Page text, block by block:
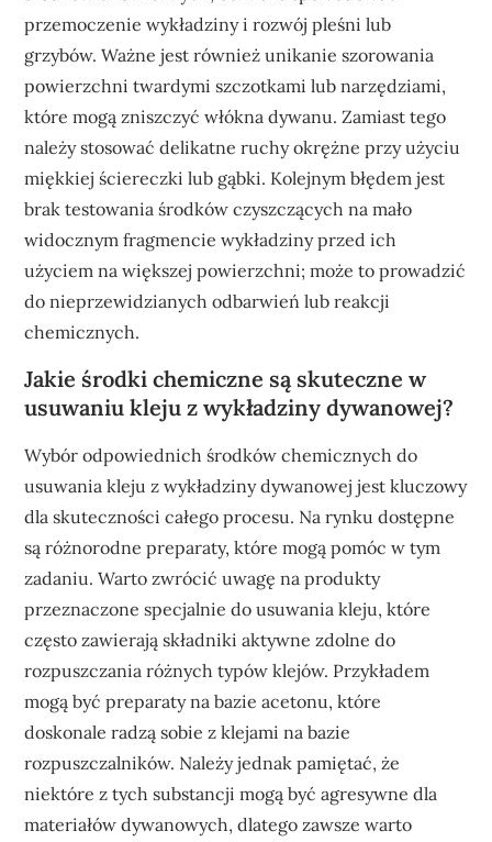
przemoczenie wykładziny i rozwój pleśni lub
grzybów. Ważne jest również unikanie szorowania
powierzchni twardymi szczotkami lub narzędziami,
które mogą zniszczyć włókna dywanu. Zamiast tego
należy stosować delikatne ruchy okrężne przy użyciu
miękkiej ściereczki lub gąbki. Kolejnym błędem jest
brak testowania środków czyszczących na mało
widocznym fragmencie wykładziny przed ich
użyciem na większej powierzchni; może to prowadzić
do nieprzewidzianych odbarwień lub reakcji
chemicznych.
Jakie środki chemiczne są skuteczne w
usuwaniu kleju z wykładziny dywanowej?
Wybór odpowiednich środków chemicznych do
usuwania kleju z wykładziny dywanowej jest kluczowy
dla skuteczności całego procesu. Na rynku dostępne
są różnorodne preparaty, które mogą pomóc w tym
zadaniu. Warto zwrócić uwagę na produkty
przeznaczone specjalnie do usuwania kleju, które
często zawierają składniki aktywne zdolne do
rozpuszczania różnych typów klejów. Przykładem
mogą być preparaty na bazie acetonu, które
doskonale radzą sobie z klejami na bazie
rozpuszczalników. Należy jednak pamiętać, że
niektóre z tych substancji mogą być agresywne dla
materiałów dywanowych, dlatego zawsze warto